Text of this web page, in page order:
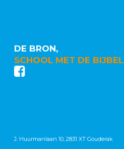
DE BRON,
SCHOOL MET DE BIJBEL
J. Huurmanlaan 10, 2831 XT Gouderak